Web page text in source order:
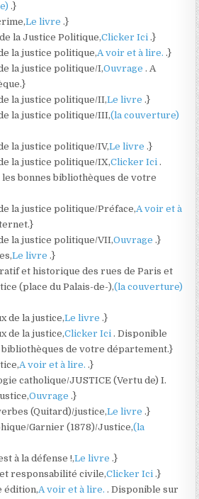
.}
Le livre.}
la Justice Politique,Clicker Ici.}
la justice politique,A voir et à lire..}
la justice politique/I,Ouvrage. A
la justice politique/II,Le livre.}
la justice politique/III,(la couverture)
la justice politique/IV,Le livre.}
la justice politique/IX,Clicker Ici.
bonnes bibliothèques de votre
la justice politique/Préface,A voir et à
la justice politique/VII,Ouvrage.}
Le livre.}
et historique des rues de Paris et
(place du Palais-de-),(la couverture)
de la justice,Le livre.}
de la justice,Clicker Ici. Disponible
bibliothèques de votre département.}
A voir et à lire..}
catholique/JUSTICE (Vertu de) I.
Ouvrage.}
(Quitard)/justice,Le livre.}
Garnier (1878)/Justice,(la
à la défense !,Le livre.}
et responsabilité civile,Clicker Ici.}
édition,A voir et à lire.. Disponible sur